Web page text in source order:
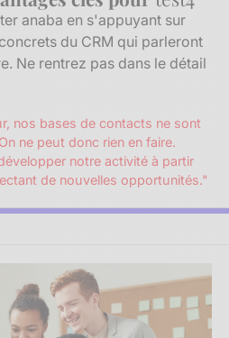
anaba en s'appuyant sur
du CRM qui parleront
Ne rentrez pas dans le détail
nos bases de contacts ne sont
ne peut donc rien en faire.
notre activité à partir
de nouvelles opportunités."